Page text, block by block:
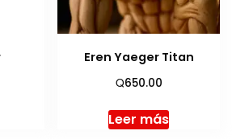
Eren Yaeger Titan
Q650.00
Leer más